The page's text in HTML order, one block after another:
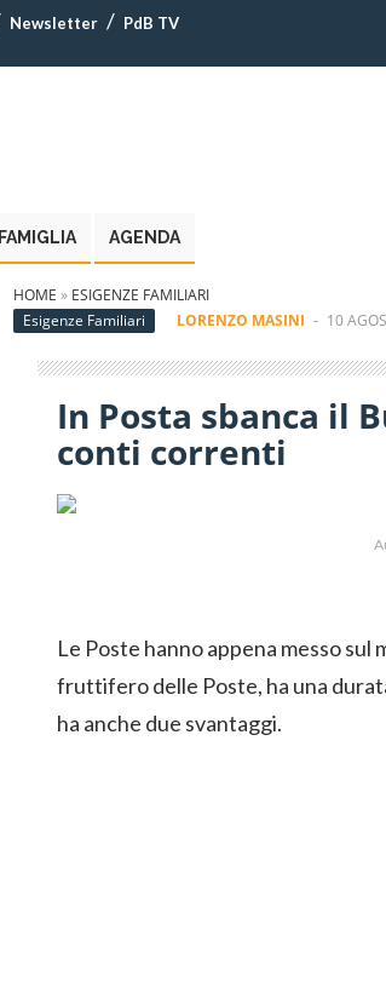
Newsletter PdB TV
FAMIGLIA AGENDA
HOME » ESIGENZE FAMILIARI
Esigenze Familiari
LORENZO MASINI - 10
In Posta sbanca il
conti correnti
Le Poste hanno appena messo
fruttifero delle Poste, ha una
ha anche due svantaggi.